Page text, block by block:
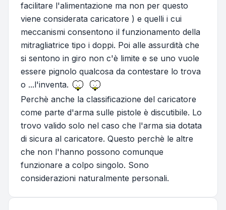
facilitare l'alimentazione ma non per questo
viene considerata caricatore ) e quelli i cui
meccanismi consentono il funzionamento della
mitragliatrice tipo i doppi. Poi alle assurdità che
si sentono in giro non c'è limite e se uno vuole
essere pignolo qualcosa da contestare lo trova
o ...l'inventa.
Perchè anche la classificazione del caricatore
come parte d'arma sulle pistole è discutibile. Lo
trovo valido solo nel caso che l'arma sia dotata
di sicura al caricatore. Questo perchè le altre
che non l'hanno possono comunque
funzionare a colpo singolo. Sono
considerazioni naturalmente personali.